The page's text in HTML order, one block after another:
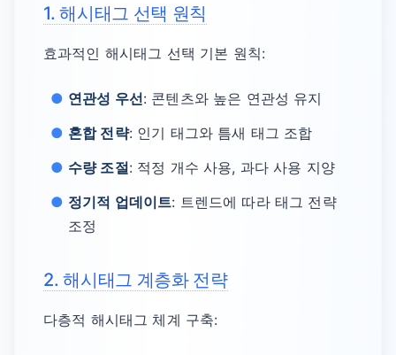
1. 해시태그 선택 원칙
효과적인 해시태그 선택 기본 원칙:
연관성 우선: 콘텐츠와 높은 연관성 유지
혼합 전략: 인기 태그와 틈새 태그 조합
수량 조절: 적정 개수 사용, 과다 사용 지양
정기적 업데이트: 트렌드에 따라 태그 전략
조정
2. 해시태그 계층화 전략
다층적 해시태그 체계 구축: